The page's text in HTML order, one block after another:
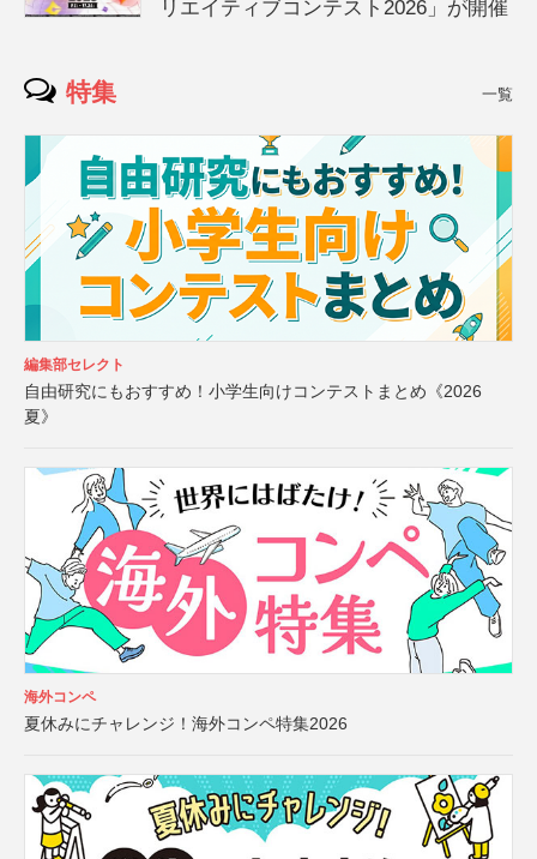
リエイティブコンテスト2026」が開催
特集 一覧
編集部セレクト
自由研究にもおすすめ！小学生向けコンテストまとめ《2026
夏》
海外コンペ
夏休みにチャレンジ！海外コンペ特集2026